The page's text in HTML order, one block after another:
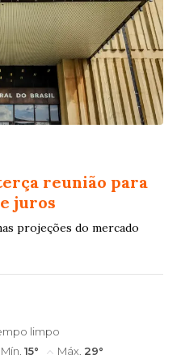
reunião para
juros
projeções do mercado
limpo
Mín. 15° Máx. 29°